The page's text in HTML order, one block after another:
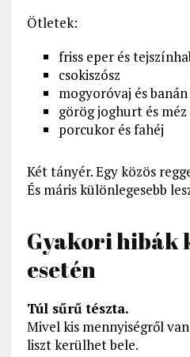
Ötletek:
friss eper és
csokiszósz
mogyoróvaj és banán
görög joghurt és méz
porcukor és fahéj
Két tányér. Egy közös
És máris különlegesebb
Gyakori hibák
esetén
Túl sűrű tészta.
Mivel kis mennyiségről
liszt kerülhet bele.